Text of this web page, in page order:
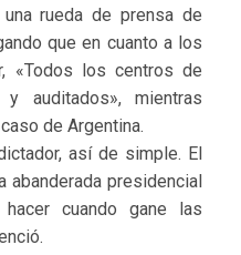
rueda de prensa de
que en cuanto a los
«Todos los centros de
auditados», mientras
de Argentina.
así de simple. El
presidencial
cuando gane las